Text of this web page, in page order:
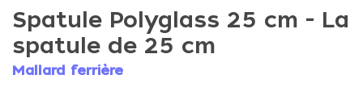
Spatule Polyglass 25 cm - La
spatule de 25 cm
Mallard ferrière